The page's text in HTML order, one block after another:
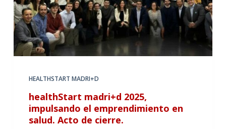
HEALTHSTART MADRI+D
healthStart madri+d 2025,
impulsando el emprendimiento en
salud. Acto de cierre.